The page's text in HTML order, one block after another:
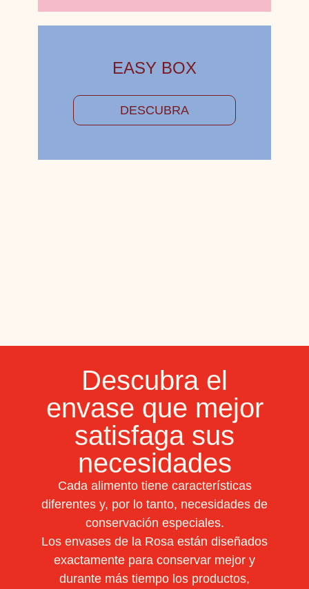
EASY BOX
DESCUBRA
Descubra el
envase que mejor
satisfaga sus
necesidades
Cada alimento tiene características
diferentes y, por lo tanto, necesidades de
conservación especiales.
Los envases de la Rosa están diseñados
exactamente para conservar mejor y
durante más tiempo los productos,